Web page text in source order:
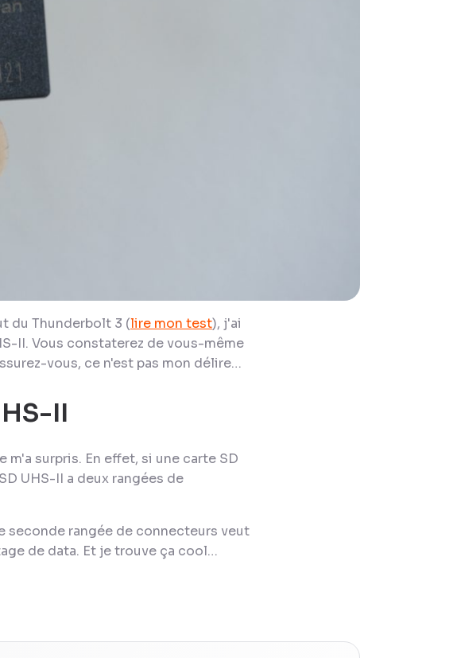
du Thunderbolt 3 (lire mon test), j'ai
II. Vous constaterez de vous-même
vous, ce n'est pas mon délire…
II
surpris. En effet, si une carte SD
UHS-II a deux rangées de
seconde rangée de connecteurs veut
de data. Et je trouve ça cool…